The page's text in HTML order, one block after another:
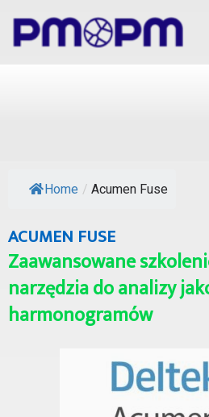
Home / Acumen Fuse
ACUMEN FUSE
Zaawansowane
narzędzia do analizy
harmonogramów